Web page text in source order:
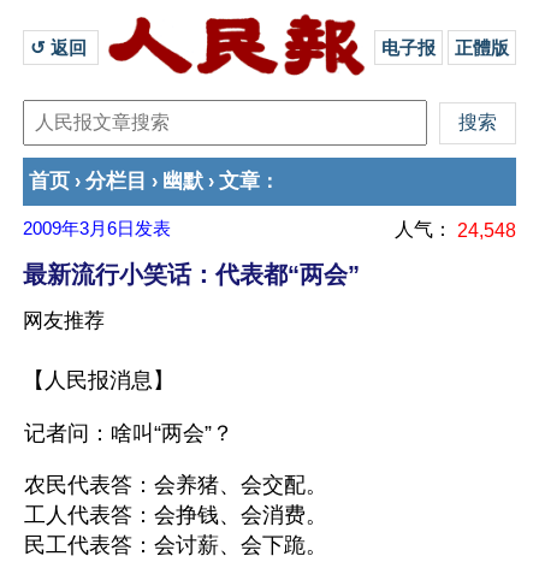
↺ 返回 电子报 正體版
首页 › 分栏目 › 幽默 › 文章 ：
2009年3月6日 发表 人气： 24,548
最新流行小笑话：代表都“两会”
网友推荐
【人民报消息】
记者问：啥叫“两会”？
农民代表答：会养猪、会交配。
工人代表答：会挣钱、会消费。
民工代表答：会讨薪、会下跪。